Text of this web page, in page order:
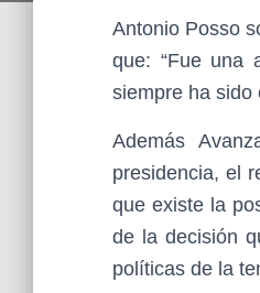
Antonio Posso
que: “Fue una
siempre ha sido
Además
presidencia, el
que existe la
de la decisión
políticas de la